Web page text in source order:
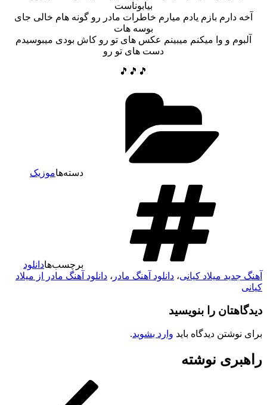
بیابوناست
آخه دارم بازم یادم میارم خاطرات مادر رو گونه هام خالی جای
بوسه هات
آلبوم و وا میکنم میبینم عکس های تو رو کاش بودی میبوسیدم
دست های تو رو
🎵🎵🎵
دسته‌هاموزیک
برچسب‌هادانلود
آهنگ جدید میلاد کیانی، دانلود آهنگ مادر ، دانلود آهنگ مادر از میلاد
کیانی
دیدگاهتان را بنویسید
برای نوشتن دیدگاه باید وارد بشوید.
راهبری نوشته